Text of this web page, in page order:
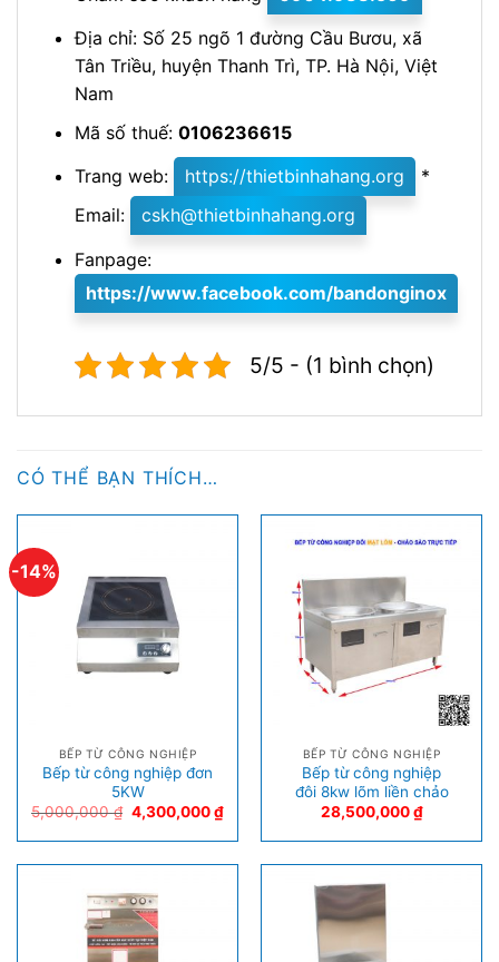
Địa chỉ: Số 25 ngõ 1 đường Cầu Bươu, xã
Tân Triều, huyện Thanh Trì, TP. Hà Nội, Việt
Nam
Mã số thuế: 0106236615
Trang web:
https://thietbinhahang.org
*
Email:
cskh@thietbinhahang.org
Fanpage:
https://www.facebook.com/bandonginox
5/5 - (1 bình chọn)
CÓ THỂ BẠN THÍCH…
-14%
BẾP TỪ CÔNG NGHIỆP
Bếp từ công nghiệp đơn
5KW
5,000,000₫ 4,300,000₫
BẾP TỪ CÔNG NGHIỆP
Bếp từ công nghiệp
đôi 8kw lõm liền chảo
28,500,000₫